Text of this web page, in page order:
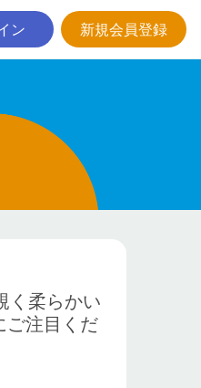
ン 新規会員登録
く柔らかい
ご注目くだ